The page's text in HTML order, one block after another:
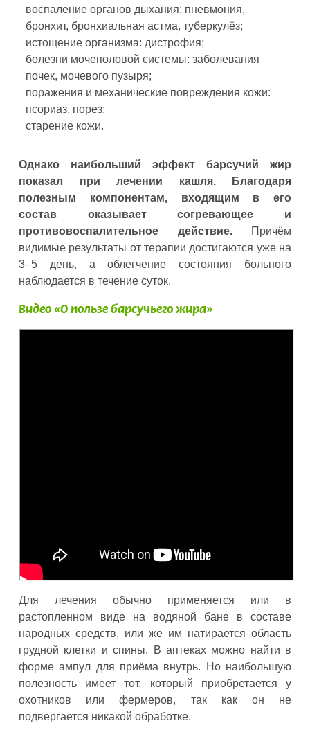
воспаление органов дыхания: пневмония,
бронхит, бронхиальная астма, туберкулёз;
истощение организма: дистрофия;
болезни мочеполовой системы: заболевания
почек, мочевого пузыря;
поражения и механические повреждения кожи:
псориаз, порез;
старение кожи.
Однако наибольший эффект барсучий жир
показал при лечении кашля. Благодаря
полезным компонентам, входящим в его
состав оказывает согревающее и
противовоспалительное действие.Причём
видимые результаты от терапии достигаются уже на
3–5 день, а облегчение состояния больного
наблюдается в течение суток.
Видео «О пользе барсучьего жира»
Для лечения обычно применяется или в
растопленном виде на водяной бане в составе
народных средств, или же им натирается область
грудной клетки и спины. В аптеках можно найти в
форме ампул для приёма внутрь. Но наибольшую
полезность имеет тот, который приобретается у
охотников или фермеров, так как он не
подвергается никакой обработке.